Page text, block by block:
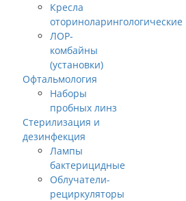
Кресла
оториноларингологические
ЛОР-
комбайны
(установки)
Офтальмология
Наборы
пробных линз
Стерилизация и
дезинфекция
Лампы
бактерицидные
Облучатели-
рециркуляторы